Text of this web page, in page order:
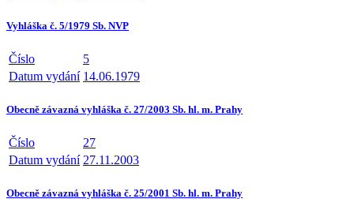
Vyhláška č. 5/1979 Sb. NVP
Číslo
5
Datum vydání 14.06.1979
Obecně závazná vyhláška č. 27/2003 Sb. hl. m. Prahy
Číslo
27
Datum vydání 27.11.2003
Obecně závazná vyhláška č. 25/2001 Sb. hl. m. Prahy